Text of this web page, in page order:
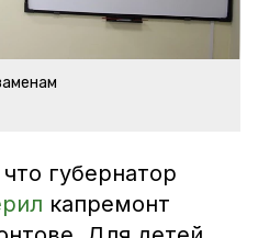
губернатор
капремонт